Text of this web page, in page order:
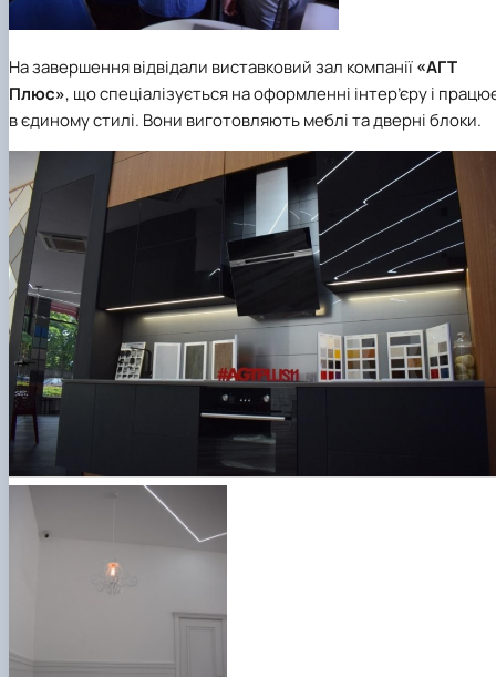
На завершення відвідали виставковий зал компанії«АГТ
Плюс», що спеціалізується на оформленні інтер’єру і
в єдиному стилі. Вони виготовляють меблі та дверні блоки.